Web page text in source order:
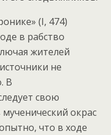
(I, 474)
в рабство
жителей
не
В
свою
окрас
что в ходе